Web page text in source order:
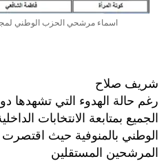
اسماء مرشحي الحزب الوطني لمجلس الشعب
شريف صلاح
رغم حالة الهدوء التي تشهدها
الجميع بمتابعة الانتخابات
الوطني بالمنوفية حيث اقتصرت
المرشحين المستقلين